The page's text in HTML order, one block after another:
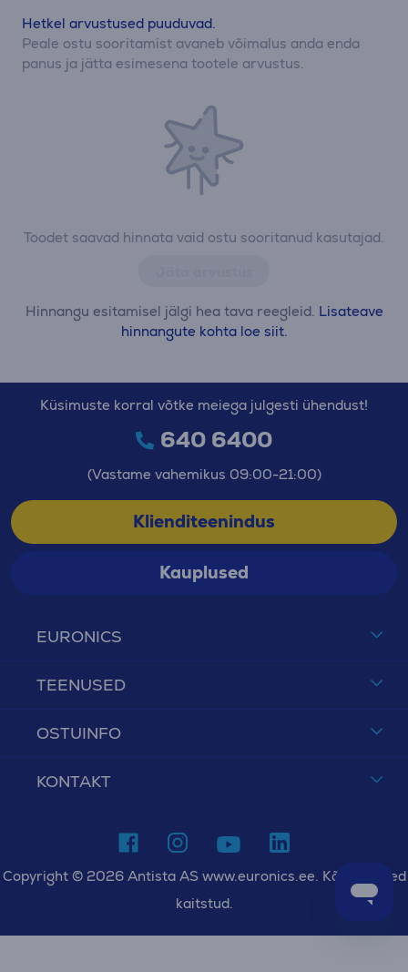
Toodet saavad hinnata vaid ostu sooritanud kasutajad.
Hinnangu esitamisel jälgi hea tava reegleid. Lisateave
hinnangute kohta loe siit.
Hetkel arvustused puuduvad.
Peale ostu sooritamist avaneb võimalus anda enda
panus ja jätta esimesena tootele arvustus.
EURONICS
TEENUSED
OSTUINFO
KONTAKT
Küsimuste korral võtke meiega julgesti ühendust!
640 6400
(Vastame vahemikus 09:00-21:00)
Klienditeenindus
Kauplused
Copyright © 2026 Antista AS www.euronics.ee. Kõik õigused
kaitstud.